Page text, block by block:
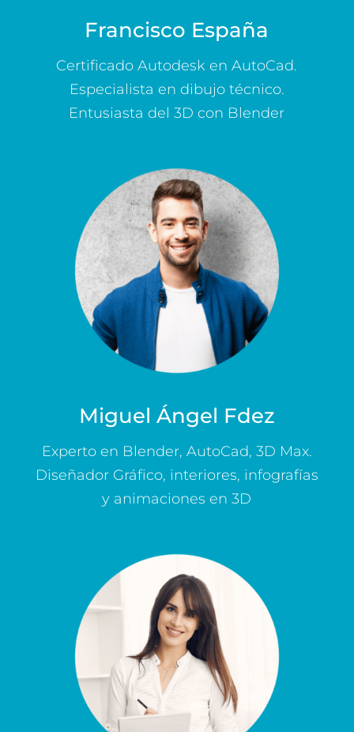
Francisco España
Certificado Autodesk en AutoCad.
Especialista en dibujo técnico.
Entusiasta del 3D con Blender
Miguel Ángel Fdez
Experto en Blender, AutoCad, 3D Max.
Diseñador Gráfico, interiores, infografías
y animaciones en 3D